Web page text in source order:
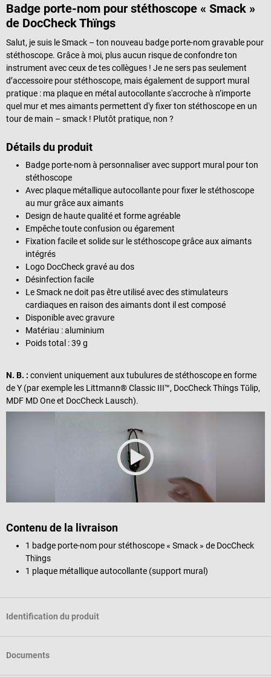
Badge porte-nom pour stéthoscope « Smack »
de DocCheck Thïngs
Salut, je suis le Smack – ton nouveau badge porte-nom gravable pour
stéthoscope. Grâce à moi, plus aucun risque de confondre ton
instrument avec ceux de tes collègues ! Je ne sers pas seulement
d’accessoire pour stéthoscope, mais également de support mural
pratique : ma plaque en métal autocollante s'accroche à n’importe
quel mur et mes aimants permettent d'y fixer ton stéthoscope en un
tour de main – smack ! Plutôt pratique, non ?
Détails du produit
Badge porte-nom à personnaliser avec support mural pour ton
stéthoscope
Avec plaque métallique autocollante pour fixer le stéthoscope
au mur grâce aux aimants
Design de haute qualité et forme agréable
Empêche toute confusion ou égarement
Fixation facile et solide sur le stéthoscope grâce aux aimants
intégrés
Logo DocCheck gravé au dos
Désinfection facile
Le Smack ne doit pas être utilisé avec des stimulateurs
cardiaques en raison des aimants dont il est composé
Disponible avec gravure
Matériau : aluminium
Poids total : 39 g
N. B. : convient uniquement aux tubulures de stéthoscope en forme
de Y (par exemple les Littmann® Classic III™, DocCheck Thïngs Tŭlip,
MDF MD One et DocCheck Lausch).
Contenu de la livraison
1 badge porte-nom pour stéthoscope « Smack » de DocCheck
Thïngs
1 plaque métallique autocollante (support mural)
Identification du produit
Documents